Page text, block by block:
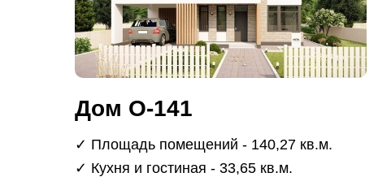
✓ Кухня и гостиная - 33,65 кв.м.
✓ Площадь помещений - 140,27 кв.м.
Дом О-141